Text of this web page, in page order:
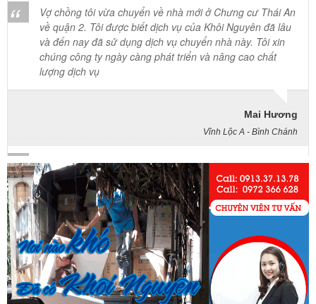
và đến nay đã sử dụng dịch vụ chuyển nhà này. Tôi xin
chúng công ty ngày càng phát triển và nâng cao chất
lượng dịch vụ
Công ty Khôi Nguyên chuyển hàng của cô bao bọc đóng
Cô Loan
57 Tây Thạnh, Tân Phú
Khảo sát nhanh, giá cả hợp lý. Nhân viên nhiệt tình. Chúc
công ty ngày càng phát triển. Cảm ơn Khôi Nguyên
Chị Tố Nhi